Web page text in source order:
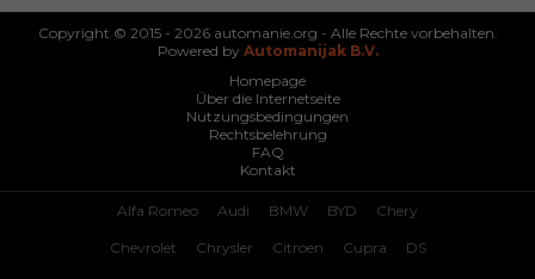
Copyright © 2015 - 2026 automanie.org - Alle Rechte vorbehalten.
Powered by Automanijak B.V.
Homepage
Über die Internetseite
Nutzungsbedingungen
Rechtsbelehrung
FAQ
Kontakt
Alfa Romeo Audi BMW BYD Chery
Chevrolet Chrysler Citroen Cupra DS